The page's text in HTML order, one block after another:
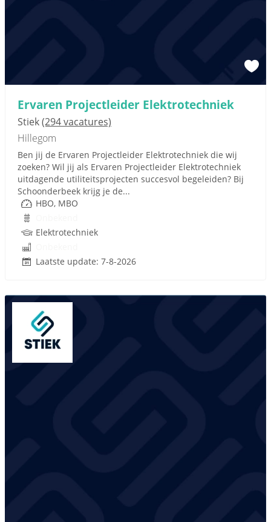
Ervaren Projectleider Elektrotechniek
Stiek(294 vacatures)
Hillegom
Ben jij de Ervaren Projectleider Elektrotechniek die wij
zoeken? Wil jij als Ervaren Projectleider Elektrotechniek
uitdagende utiliteitsprojecten succesvol begeleiden? Bij
Schoonderbeek krijg je de...
HBO, MBO
Elektrotechniek
Laatste update: 7-8-2026